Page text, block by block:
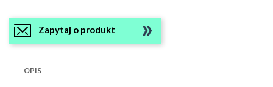
Zapytaj o produkt
OPIS